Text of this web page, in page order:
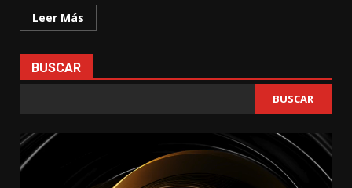
Leer Más
BUSCAR
BUSCAR